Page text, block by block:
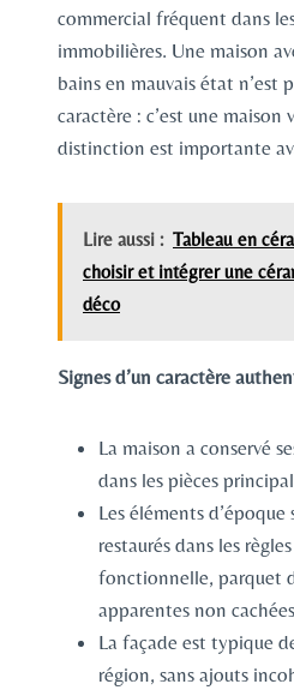
commercial fréquent dans
immobilières. Une maison
bains en mauvais état n’est
caractère : c’est une maison
distinction est importante
Lire aussi : Tableau en
choisir et intégrer une
déco
Signes d’un caractère
La maison a conservé
dans les pièces
Les éléments
restaurés dans les
fonctionnelle, parquet
apparentes non
La façade est typique
région, sans ajouts